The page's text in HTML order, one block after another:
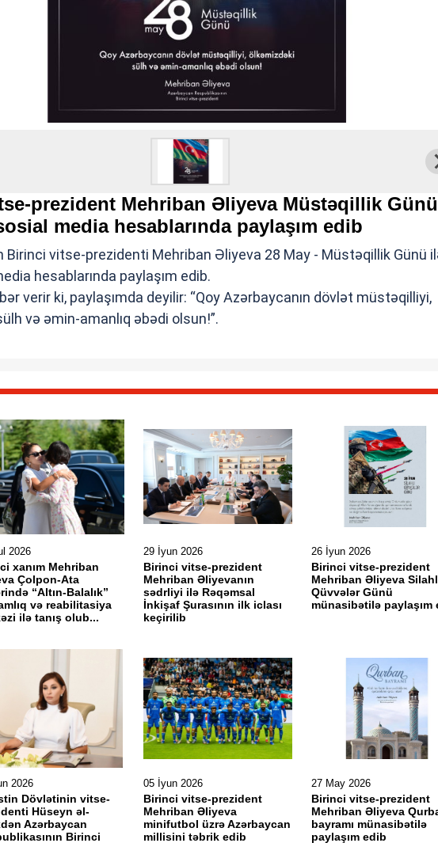
prezident Mehriban Əliyeva Müstəqillik Günü
media hesablarında paylaşım edib
Birinci vitse-prezidenti Mehriban Əliyeva 28 May - Müstəqillik Günü
hesablarında paylaşım edib.
verir ki, paylaşımda deyilir: “Qoy Azərbaycanın dövlət müstəqilliyi,
və əmin-amanlıq əbədi olsun!”.
2026
xanım Mehriban
Çolpon-Ata
“Altın-Balalık”
və reabilitasiya
ilə tanış olub...
29 İyun 2026
Birinci vitse-prezident
Mehriban Əliyevanın
sədrliyi ilə Rəqəmsal
İnkişaf Şurasının ilk iclası
keçirilib
26 İyun 2026
Birinci vitse-prezident
Mehriban Əliyeva
Qüvvələr Günü
münasibətilə paylaşım
2026
Dövlətinin vitse-
Hüseyn əl-
Azərbaycan
Birinci
05 İyun 2026
Birinci vitse-prezident
Mehriban Əliyeva
minifutbol üzrə Azərbaycan
millisini təbrik edib
27 May 2026
Birinci vitse-prezident
Mehriban Əliyeva
bayramı münasibətilə
paylaşım edib